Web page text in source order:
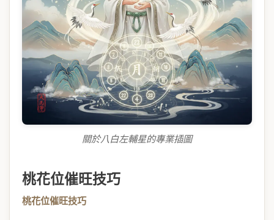
關於八白左輔星的專業插圖
桃花位催旺技巧
桃花位催旺技巧